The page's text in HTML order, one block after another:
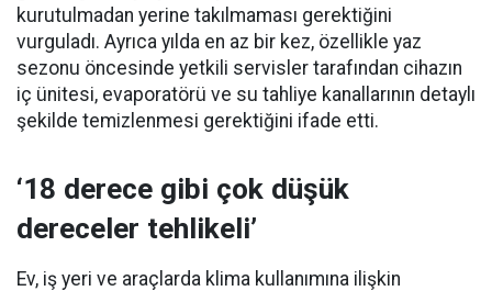
kurutulmadan yerine takılmaması gerektiğini
vurguladı. Ayrıca yılda en az bir kez, özellikle yaz
sezonu öncesinde yetkili servisler tarafından cihazın
iç ünitesi, evaporatörü ve su tahliye kanallarının detaylı
şekilde temizlenmesi gerektiğini ifade etti.
‘18 derece gibi çok düşük
dereceler tehlikeli’
Ev, iş yeri ve araçlarda klima kullanımına ilişkin